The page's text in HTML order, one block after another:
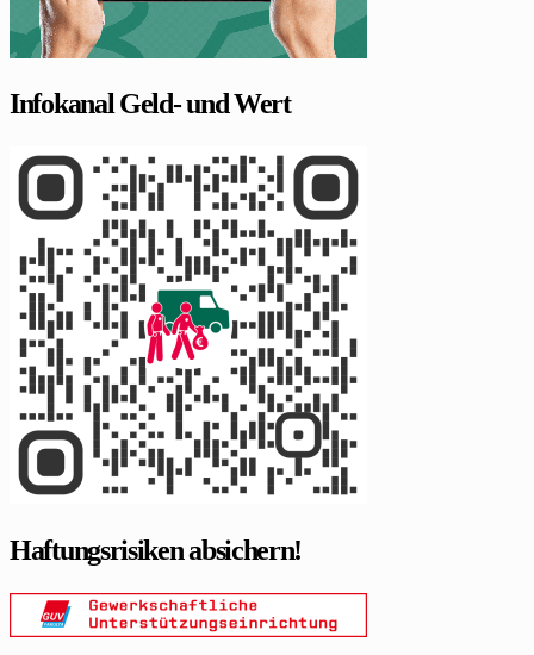
Infokanal Geld- und Wert
Haftungsrisiken absichern!